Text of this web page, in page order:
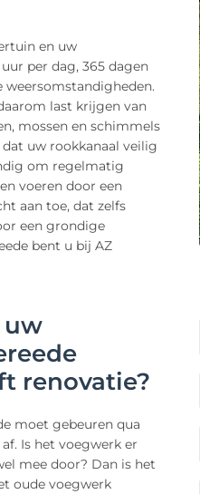
en uw
per dag, 365 dagen
weersomstandigheden.
last krijgen van
mossen en schimmels
uw rookkanaal veilig
om regelmatig
voeren door een
aan toe, dat zelfs
een grondige
bent u bij AZ
uw
renovatie?
moet gebeuren qua
Is het voegwerk er
mee door? Dan is het
oude voegwerk